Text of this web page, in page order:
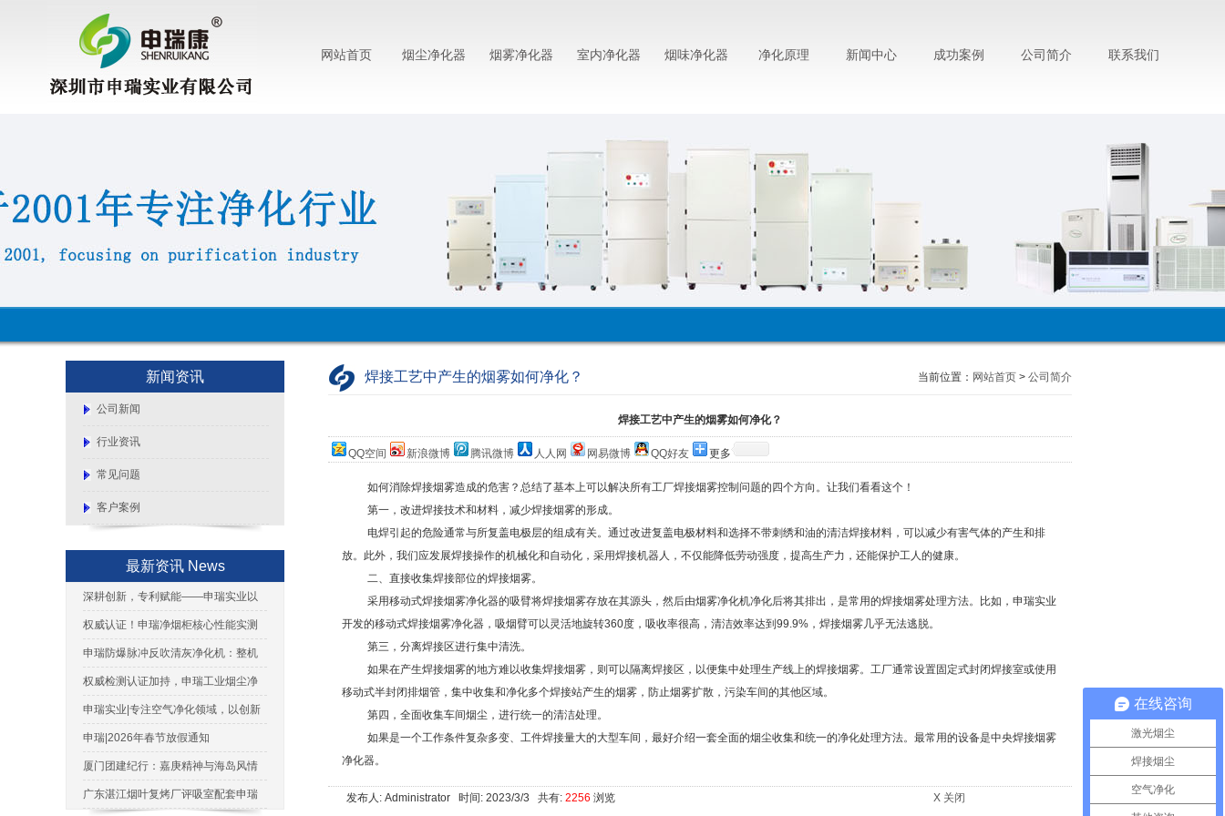
网站首页 烟尘净化器 烟雾净化器 室内净化器 烟味净化器 净化原理 新闻中心 成功案例 公司简介 联系我们
新闻资讯
公司新闻
行业资讯
常见问题
客户案例
最新资讯 News
深耕创新，专利赋能——申瑞实业以
技术实力筑牢发展根基
权威认证！申瑞净烟柜核心性能实测
出炉，净烟实力用数据说话
申瑞防爆脉冲反吹清灰净化机：整机
防爆证书权威解读与合规应用
权威检测认证加持，申瑞工业烟尘净
化机助力企业轻松通过环评
申瑞实业|专注空气净化领域，以创新
实力铸就行业标杆
申瑞|2026年春节放假通知
厦门团建纪行：嘉庚精神与海岛风情
的完美融合
广东湛江烟叶复烤厂评吸室配套申瑞
焊接工艺中产生的烟雾如何净化？ 当前位置： 网站首页 > 公司简介
焊接工艺中产生的烟雾如何净化？
QQ空间 新浪微博 腾讯微博 人人网 网易微博 QQ好友 更多
如何消除焊接烟雾造成的危害？总结了基本上可以解决所有工厂焊接烟雾控制问题的四个方向。让我们看看这个！
第一，改进焊接技术和材料，减少焊接烟雾的形成。
电焊引起的危险通常与所复盖电极层的组成有关。通过改进复盖电极材料和选择不带刺绣和油的清洁焊接材料，可以减少有害气体的产生和排
放。此外，我们应发展焊接操作的机械化和自动化，采用焊接机器人，不仅能降低劳动强度，提高生产力，还能保护工人的健康。
二、直接收集焊接部位的焊接烟雾。
采用移动式焊接烟雾净化器的吸臂将焊接烟雾存放在其源头，然后由烟雾净化机净化后将其排出，是常用的焊接烟雾处理方法。比如，申瑞实业
开发的移动式焊接烟雾净化器，吸烟臂可以灵活地旋转360度，吸收率很高，清洁效率达到 99.9% ，焊接烟雾几乎无法逃脱。
第三，分离焊接区进行集中清洗。
如果在产生焊接烟雾的地方难以收集焊接烟雾，则可以隔离焊接区，以便集中处理生产线上的焊接烟雾。工厂通常设置固定式封闭焊接室或使用
移动式半封闭排烟管，集中收集和净化多个焊接站产生的烟雾，防止烟雾扩散，污染车间的其他区域。
第四，全面收集车间烟尘，进行统一的清洁处理。
如果是一个工作条件复杂多变、工件焊接量大的大型车间，最好介绍一套全面的烟尘收集和统一的净化处理方法。最常用的设备是中央焊接烟雾
净化器。
发布人: Administrator 时间: 2023/3/3 共有: 2256 浏览 X 关闭
在线咨询
激光烟尘
焊接烟尘
空气净化